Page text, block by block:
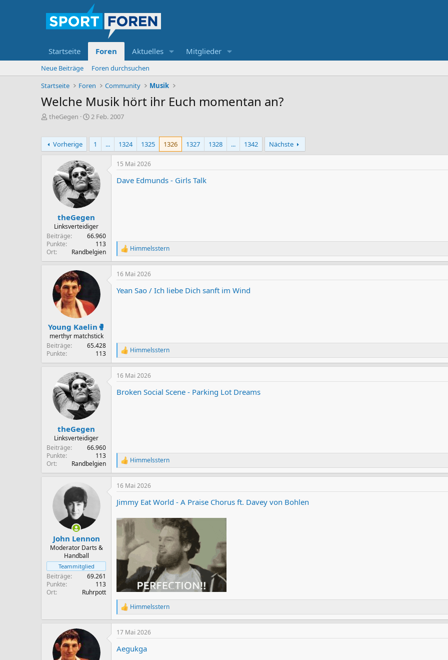
Startseite Foren Aktuelles Mitglieder
Neue Beiträge
Foren durchsuchen
Startseite
Foren Community Musik
Welche Musik hört ihr Euch momentan an?
E
t
e
theGegen
E
e
l
t
a
m
2 Feb. 2007
Vorherige 1 ... 1324 1325 1326 1327 1328 ... 1342 Nächste
theGegen
Linksverteidiger
Beiträge
66.960
Punkte
113
Ort
Randbelgien
15 Mai 2026
Dave Edmunds - Girls Talk
R
e
a
k
i
Himmelsstern
Young Kaelin🥊
merthyr matchstick
Beiträge
65.428
Punkte
113
16 Mai 2026
Yean Sao / Ich liebe Dich sanft im Wind
R
e
a
k
i
Himmelsstern
theGegen
Linksverteidiger
Beiträge
66.960
Punkte
113
Ort
Randbelgien
16 Mai 2026
Broken Social Scene - Parking Lot Dreams
R
e
a
k
i
n
e
Himmelsstern
John Lennon
Moderator Darts &
Handball
Teammitglied
Beiträge
69.261
Punkte
113
Ort
Ruhrpott
16 Mai 2026
Jimmy Eat World - A Praise Chorus ft. Davey von Bohlen
R
e
a
k
i
Himmelsstern
17 Mai 2026
Aegukga